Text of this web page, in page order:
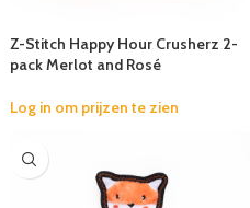
Z-Stitch Happy Hour Crusherz 2-
pack Merlot and Rosé
Log in om prijzen te zien